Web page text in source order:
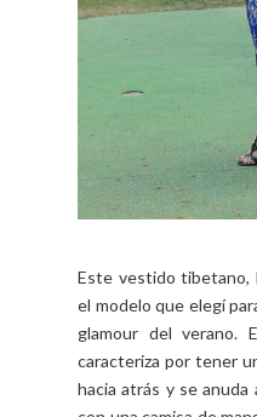
Este vestido tibetano,
el modelo que elegí
glamour del verano.
caracteriza por tener
hacia atrás y se anuda